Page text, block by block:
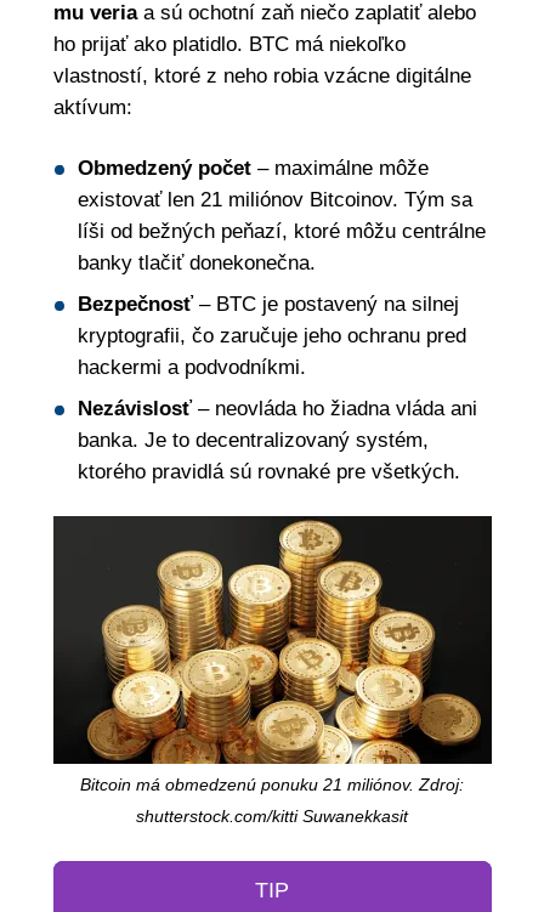
mu veriaa sú ochotní zaň niečo zaplatiť alebo
ho prijať ako platidlo. BTC má niekoľko
vlastností, ktoré z neho robia vzácne digitálne
aktívum:
Obmedzený počet– maximálne môže
existovať len 21 miliónov Bitcoinov. Tým sa
líši od bežných peňazí, ktoré môžu centrálne
banky tlačiť donekonečna.
Bezpečnosť– BTC je postavený na silnej
kryptografii, čo zaručuje jeho ochranu pred
hackermi a podvodníkmi.
Nezávislosť– neovláda ho žiadna vláda ani
banka. Je to decentralizovaný systém,
ktorého pravidlá sú rovnaké pre všetkých.
Bitcoin má obmedzenú ponuku 21 miliónov. Zdroj:
shutterstock.com/kitti Suwanekkasit
TIP